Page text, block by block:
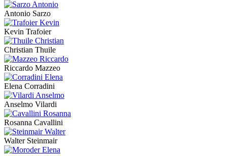
Antonio Sarzo
Kevin Trafoier
Christian Thuile
Riccardo Mazzeo
Elena Corradini
Anselmo Vilardi
Rosanna Cavallini
Walter Steinmair